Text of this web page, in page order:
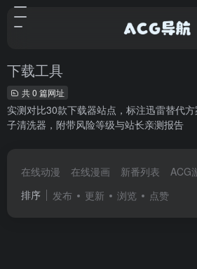
下载工具
共 0 篇网址
实测对比30款下载器站点，标注迅雷替代
子清洗器，附带风险等级与站长亲测报告
在线动漫 在线漫画 新番列表 ACG
排序
发布 更新 浏览 点赞